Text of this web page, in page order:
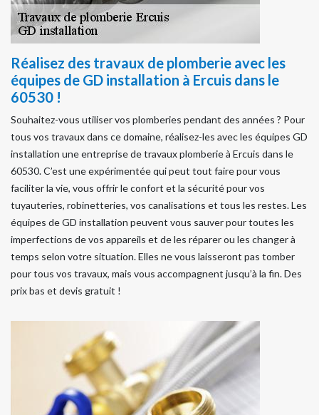
Réalisez des travaux de plomberie avec les
équipes de GD installation à Ercuis dans le
60530 !
Souhaitez-vous utiliser vos plomberies pendant des années ? Pour
tous vos travaux dans ce domaine, réalisez-les avec les équipes GD
installation une entreprise de travaux plomberie à Ercuis dans le
60530. C’est une expérimentée qui peut tout faire pour vous
faciliter la vie, vous offrir le confort et la sécurité pour vos
tuyauteries, robinetteries, vos canalisations et tous les restes. Les
équipes de GD installation peuvent vous sauver pour toutes les
imperfections de vos appareils et de les réparer ou les changer à
temps selon votre situation. Elles ne vous laisseront pas tomber
pour tous vos travaux, mais vous accompagnent jusqu’à la fin. Des
prix bas et devis gratuit !